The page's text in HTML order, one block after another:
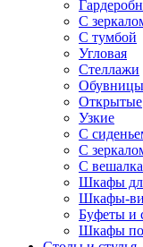
С
С тумбой
Угловая
Стеллажи
Обувницы
Открытые
Узкие
С
С
С
Шкафы
Шкафы-
Буфеты и
Шкафы по